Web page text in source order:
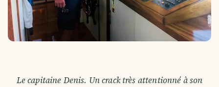
Le capitaine Denis. Un crack très attentionné à son